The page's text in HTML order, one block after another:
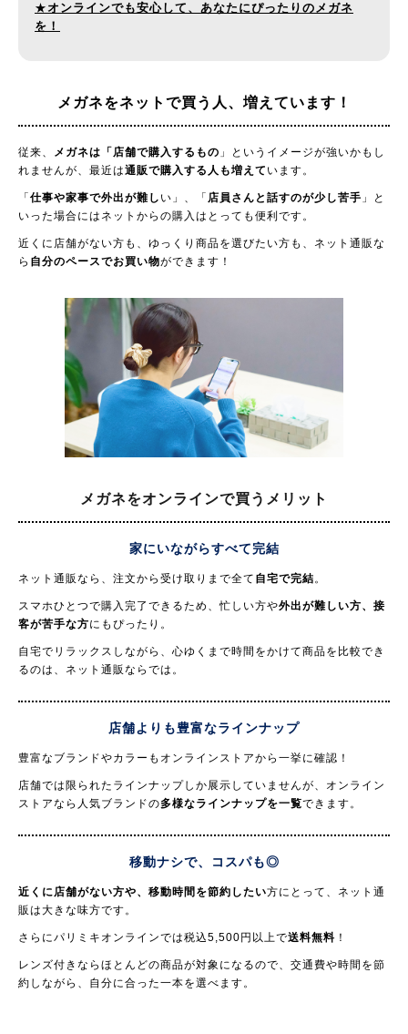
★オンラインでも安心して、あなたにぴったりのメガネ
を！
メガネをネットで買う人、 増えています！
従来、 メガネは「店舗で購入するもの 」というイメージが強いかもし
れませんが、最近は通販で購入する人も増えて います。
「 仕事や家事で外出が難し い」、「 店員さんと話すのが少し苦手 」と
いった場合にはネットからの購入はとっても便利です。
近くに店舗がない方も、ゆっくり商品を選びたい方も、ネット通販な
ら 自分のペースでお買い物ができます！
メガネをオンラインで買う メリット
家にいながらすべて完結
ネット通販なら、注文から受け取りまで全て 自宅で完結。
スマホひとつで購入完了できるため、忙しい方や外出が難しい方、接
客が苦手な方にもぴったり。
自宅でリラックスしながら、心ゆくまで時間をかけて商品を比較でき
るのは、ネット通販ならでは。
店舗よりも豊富なラインナップ
豊富なブランドやカラーもオンラインストアから一挙に確認！
店舗では限られたラインナップしか展示していませんが、オンライン
ストアなら人気ブランドの多様なラインナップを一覧できます。
移動ナシで、コスパも◎
近くに店舗がない方や、移動時間を節約したい方にとって、ネット通
販は大きな味方です。
さらにパリミキオンラインでは税込5,500円以上で送料無料 ！
レンズ付きならほとんどの商品が対象になるので、交通費や時間を節
約しながら、自分に合った一本を選べます。